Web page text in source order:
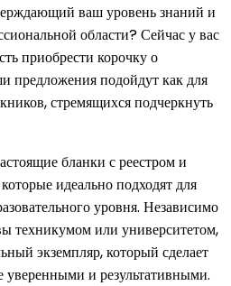
ваш уровень знаний и
области? Сейчас у вас
приобрести корочку о
предложения подойдут как для
стремящихся подчеркнуть
бланки с реестром и
идеально подходят для
уровня. Независимо
техникумом или университетом,
экземпляр, который сделает
уверенными и результативными.